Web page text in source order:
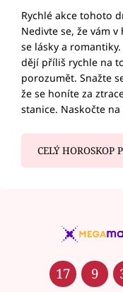
Rychlé akce tohoto
Nedivte se, že vám
se lásky a
dějí příliš rychle na
porozumět. Snažte
že se honíte za
stanice. Naskočte
CELÝ HOROSKOP
17 9